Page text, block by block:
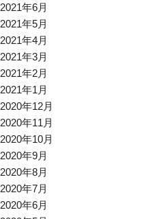
2021年6月
2021年5月
2021年4月
2021年3月
2021年2月
2021年1月
2020年12月
2020年11月
2020年10月
2020年9月
2020年8月
2020年7月
2020年6月